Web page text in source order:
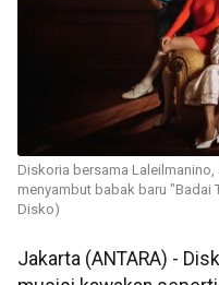
Diskoria bersama
menyambut babak baru "Badai
Disko)
Jakarta (ANTARA) -